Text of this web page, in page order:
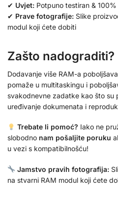
✔ Uvjet: Potpuno testiran &
✔ Prave fotografije: Slike
modul koji ćete dobiti
Zašto nadograditi?
Dodavanje više RAM-a
pomaže u multitaskingu i
svakodnevne zadatke kao što su
uređivanje dokumenata i
Trebate li pomoć? Iako ne
slobodno nam pošaljite poruku
u vezi s kompatibilnošću!
Jamstvo pravih fotografija:
na stvarni RAM modul koji ćete